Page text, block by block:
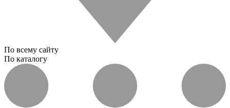
По всему сайту
По каталогу